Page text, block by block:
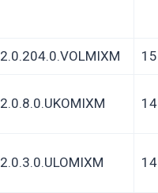
2.0.204.0.VOLMIXM 15
2.0.8.0.UKOMIXM 14
2.0.3.0.ULOMIXM 14